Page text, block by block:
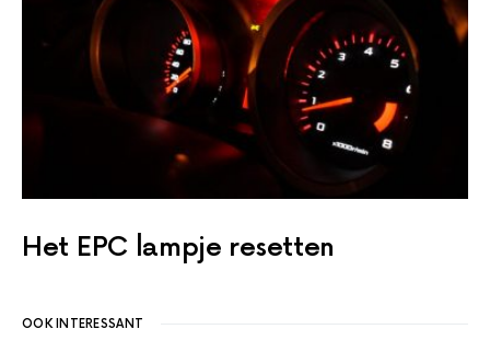
Het EPC lampje resetten
OOK INTERESSANT